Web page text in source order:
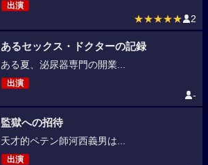
出演
★★★★★ 2
あるセックス・ドクターの記録
ある夏、泌尿器専門の開業...
出演
-
監獄への招待
天才的ペテン師河西義男は...
出演